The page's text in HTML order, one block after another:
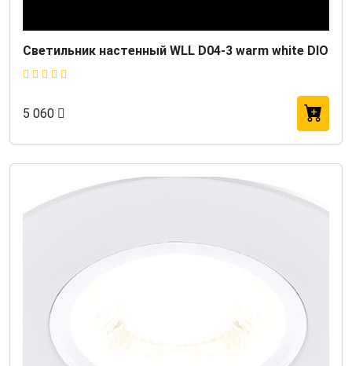
Светильник настенный WLL D04-3 warm white DIO
5 060